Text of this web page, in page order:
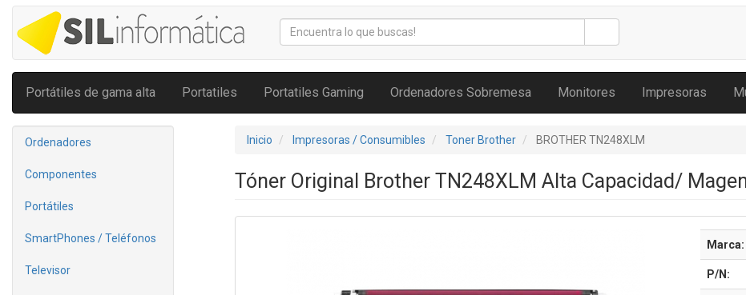
Portátiles de gama alta Portatiles Portatiles Gaming Ordenadores Sobremesa Monitores Impresoras
Ordenadores
Componentes
Portátiles
SmartPhones / Teléfonos
Televisor
Inicio Impresoras / Consumibles Toner Brother BROTHER TN248XLM
Tóner Original Brother TN248XLM Alta Capacidad/
Marca:
P/N: